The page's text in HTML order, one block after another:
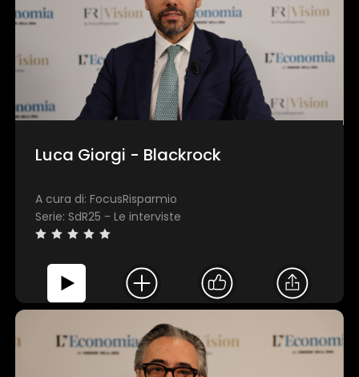
Luca Giorgi - Blackrock
A cura di: FocusRisparmio
Serie: SdR25 - Le interviste